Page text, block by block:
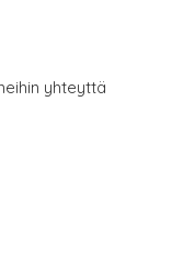
yhteyttä